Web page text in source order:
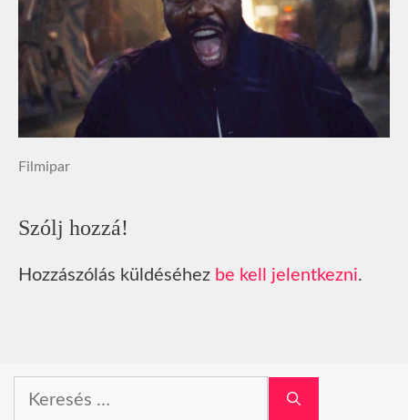
Filmipar
Szólj hozzá!
Hozzászólás küldéséhez be kell jelentkezni.